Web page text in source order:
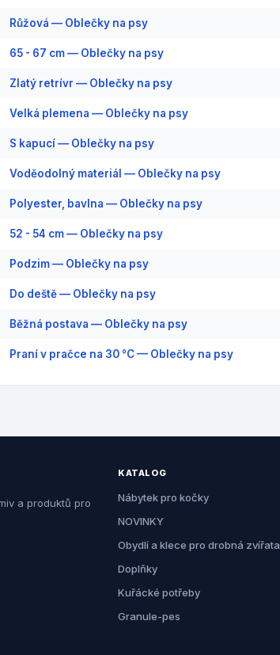
Růžová — Oblečky na psy
65 - 67 cm — Oblečky na psy
Zlatý retrívr — Oblečky na psy
Velká plemena — Oblečky na psy
S kapucí — Oblečky na psy
Voděodolný materiál — Oblečky na psy
Polyester, bavlna — Oblečky na psy
52 - 54 cm — Oblečky na psy
Podzim — Oblečky na psy
Do deště — Oblečky na psy
Běžná postava — Oblečky na psy
Praní v pračce na 30 °C — Oblečky na psy
a produktů pro
KATALOG
Nábytek pro kočky
NOVINKY
Obydlí a klece pro drobná zvířata
Doplňky
Kuřácké potřeby
Granule-pes